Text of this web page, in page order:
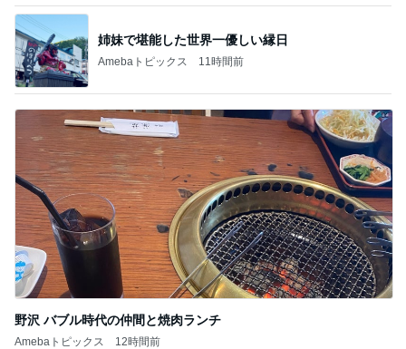
姉妹で堪能した世界一優しい縁日
Amebaトピックス 11時間前
野沢 バブル時代の仲間と焼肉ランチ
Amebaトピックス 12時間前